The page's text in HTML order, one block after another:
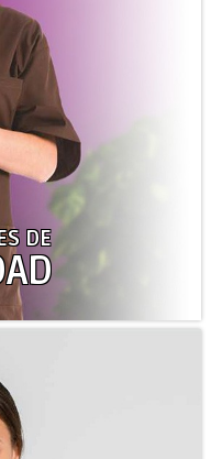
DE